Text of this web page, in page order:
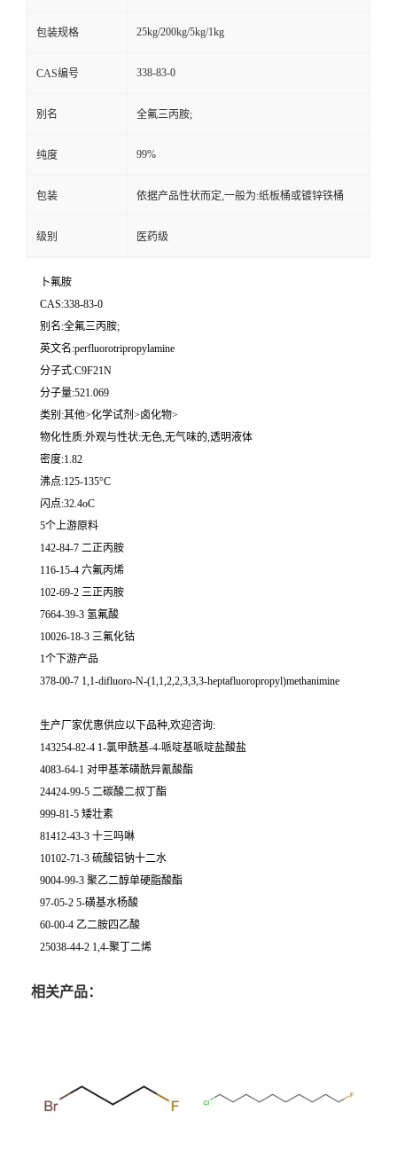
包装规格 25kg/200kg/5kg/1kg
CAS编号 338-83-0
别名 全氟三丙胺;
纯度 99%
包装 依据产品性状而定,一般为:纸板桶或镀锌铁桶
级别 医药级
卜氟胺
CAS:338-83-0
别名:全氟三丙胺;
英文名:perfluorotripropylamine
分子式:C9F21N
分子量:521.069
类别:其他>化学试剂>卤化物>
物化性质:外观与性状:无色,无气味的,透明液体
密度:1.82
沸点:125-135°C
闪点:32.4oC
5个上游原料
142-84-7 二正丙胺
116-15-4 六氟丙烯
102-69-2 三正丙胺
7664-39-3 氢氟酸
10026-18-3 三氟化钴
1个下游产品
378-00-7 1,1-difluoro-N-(1,1,2,2,3,3,3-heptafluoropropyl)methanimine
生产厂家优惠供应以下品种,欢迎咨询:
143254-82-4 1-氯甲酰基-4-哌啶基哌啶盐酸盐
4083-64-1 对甲基苯磺酰异氰酸酯
24424-99-5 二碳酸二叔丁酯
999-81-5 矮壮素
81412-43-3 十三吗啉
10102-71-3 硫酸铝钠十二水
9004-99-3 聚乙二醇单硬脂酸酯
97-05-2 5-磺基水杨酸
60-00-4 乙二胺四乙酸
25038-44-2 1,4-聚丁二烯
相关产品：